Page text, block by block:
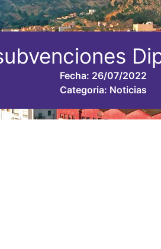
Fecha: 26/07/2022
Categoria: Noticias